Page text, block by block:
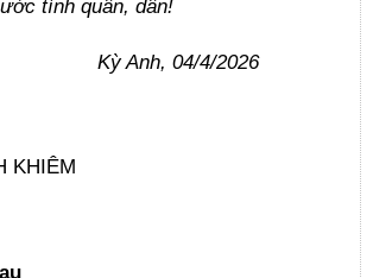
tình quân, dân!
04/4/2026
KHIÊM